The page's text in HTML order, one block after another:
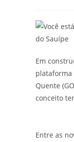
Em
plataforma
Quente
conceito
Entre as